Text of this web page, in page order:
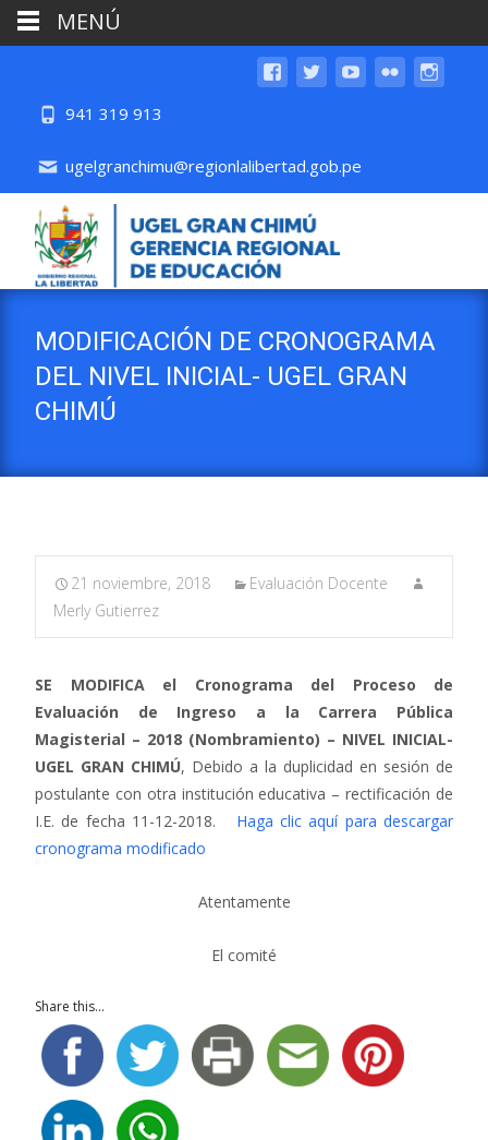
941 319 913
ugelgranchimu@regionlalibertad.gob.pe
MODIFICACIÓN DE CRONOGRAMA
DEL NIVEL INICIAL- UGEL GRAN
CHIMÚ
21 noviembre, 2018
Evaluación Docente
Merly Gutierrez
SE MODIFICA el Cronograma del Proceso de
Evaluación de Ingreso a la Carrera Pública
Magisterial – 2018 (Nombramiento) – NIVEL INICIAL-
UGEL GRAN CHIMÚ, Debido a la duplicidad en sesión de
postulante con otra institución educativa – rectificación de
I.E. de fecha 11-12-2018. Haga clic aquí para descargar
cronograma modificado
Atentamente
El comité
Share this...
MENÚ